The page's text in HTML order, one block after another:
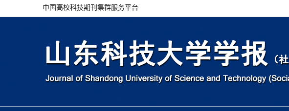
中国高校科技期刊集群服务平台